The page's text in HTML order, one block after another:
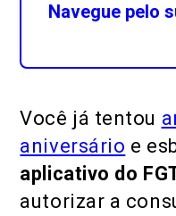
Você já tentou
aniversário e
aplicativo do
autorizar a
Navegue pelo